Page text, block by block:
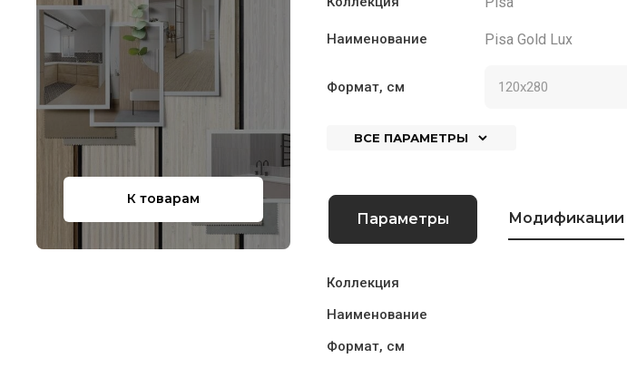
К товарам
Наименование Pisa Gold Lux
Формат, см
ВСЕ ПАРАМЕТРЫ
Параметры Модификации
Коллекция
Наименование
Формат, см